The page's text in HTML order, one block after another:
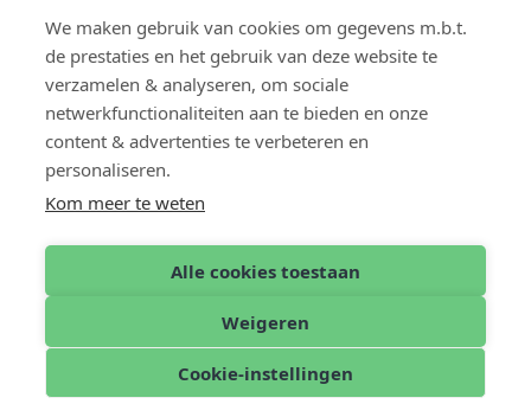
We maken gebruik van cookies om gegevens m.b.t.
de prestaties en het gebruik van deze website te
verzamelen & analyseren, om sociale
netwerkfunctionaliteiten aan te bieden en onze
content & advertenties te verbeteren en
personaliseren.
Kom meer te weten
Alle cookies toestaan
Weigeren
Cookie-instellingen
Zonwering
Vacatures
Veelgestelde vragen
VOOR PROFESSIONALS
Dealer login
CONTACT
Nederlands © 2026 Pallazzo
DisclaimerPrivacy PolicyCookies